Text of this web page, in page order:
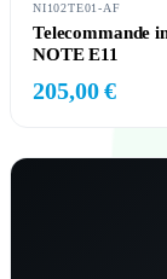
NI102TE01-AF
Telecommande
NOTE E11
205,00 €